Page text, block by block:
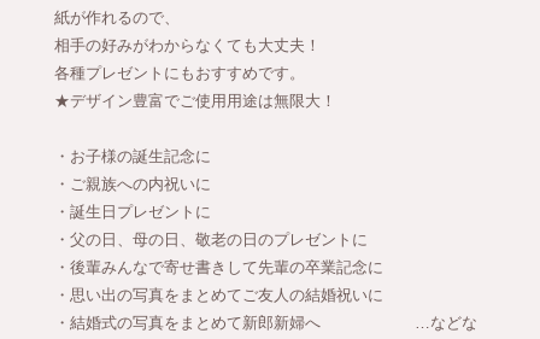
紙が作れるので、
相手の好みがわからなくても大丈夫！
各種プレゼントにもおすすめです。
★デザイン豊富でご使用用途は無限大！
・お子様の誕生記念に
・ご親族への内祝いに
・誕生日プレゼントに
・父の日、母の日、敬老の日のプレゼントに
・後輩みんなで寄せ書きして先輩の卒業記念に
・思い出の写真をまとめてご友人の結婚祝いに
・結婚式の写真をまとめて新郎新婦へ …などな